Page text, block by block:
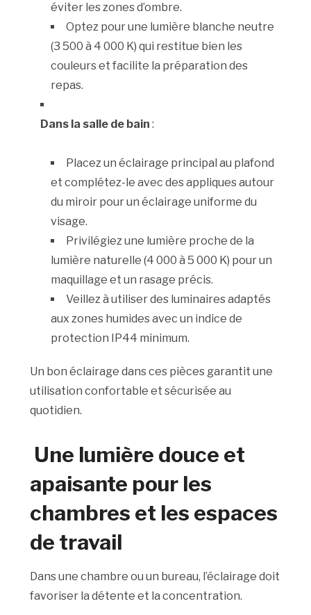
éviter les zones d’ombre.
Optez pour une lumière blanche neutre
(3 500 à 4 000 K) qui restitue bien les
couleurs et facilite la préparation des
repas.
Dans la salle de bain :
Placez un éclairage principal au plafond
et complétez-le avec des appliques autour
du miroir pour un éclairage uniforme du
visage.
Privilégiez une lumière proche de la
lumière naturelle (4 000 à 5 000 K) pour un
maquillage et un rasage précis.
Veillez à utiliser des luminaires adaptés
aux zones humides avec un indice de
protection IP44 minimum.
Un bon éclairage dans ces pièces garantit une
utilisation confortable et sécurisée au
quotidien.
Une lumière douce et
apaisante pour les
chambres et les espaces
de travail
Dans une chambre ou un bureau, l’éclairage doit
favoriser la détente et la concentration.